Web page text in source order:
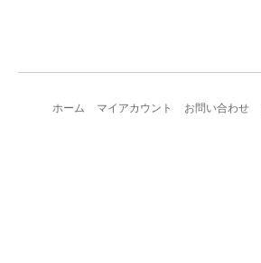
ホーム マイアカウント お問い合わせ